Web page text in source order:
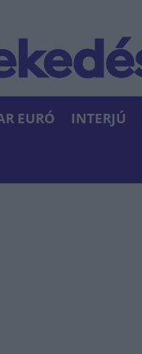
EURÓ INTERJÚ